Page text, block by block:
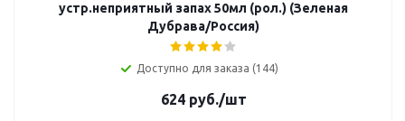
устр.неприятный запах 50мл (рол.) (Зеленая
Дубрава/Россия)
Доступно для заказа (144)
624руб./шт